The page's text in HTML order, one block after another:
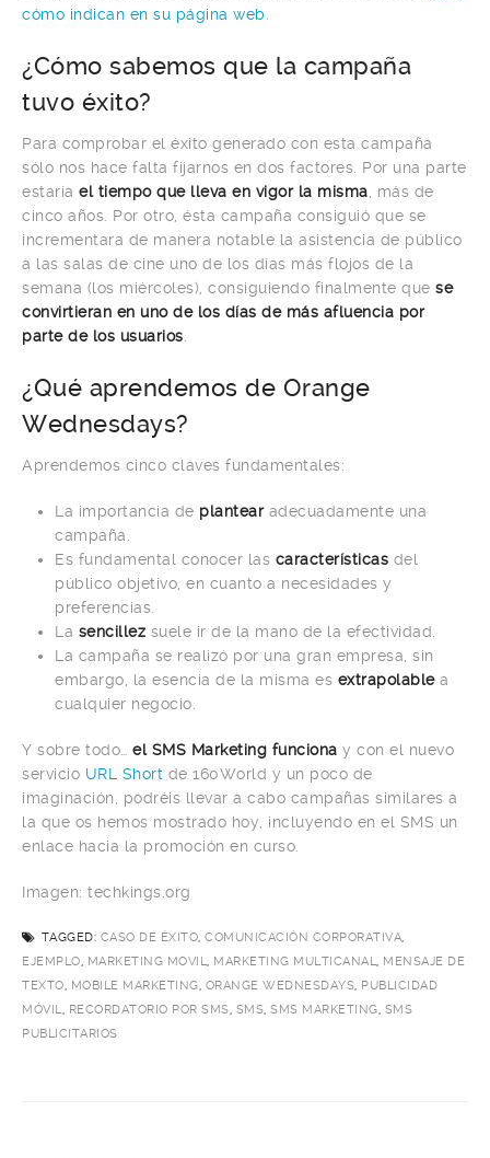
cómo indican en su página web
¿Cómo sabemos que la campaña
tuvo éxito?
Para comprobar el éxito generado con esta campaña
sólo nos hace falta fijarnos en dos factores. Por una parte
estaría el tiempo que lleva en vigor la misma , más de
cinco años. Por otro, ésta campaña consiguió que se
incrementara de manera notable la asistencia de público
a las salas de cine uno de los días más flojos de la
semana (los miércoles), consiguiendo finalmente que se
convirtieran en uno de los días de más afluencia por
parte de los usuarios
¿Qué aprendemos de Orange
Wednesdays?
Aprendemos cinco claves fundamentales:
La importancia de plantearadecuadamente una
campaña.
Es fundamental conocer las características del
público objetivo, en cuanto a necesidades y
preferencias.
La sencillez suele ir de la mano de la efectividad.
La campaña se realizó por una gran empresa, sin
embargo, la esencia de la misma es extrapolablea
cualquier negocio.
Y sobre todo… el SMS Marketing funciona y con el nuevo
servicio URL Short de 160World y un poco de
imaginación, podréis llevar a cabo campañas similares a
la que os hemos mostrado hoy, incluyendo en el SMS un
enlace hacia la promoción en curso.
Imagen: techkings.org
TAGGED: CASO DE ÉXITO, COMUNICACIÓN CORPORATIVA,
EJEMPLO, MARKETING MOVIL, MARKETING MULTICANAL, MENSAJE DE
TEXTO, MOBILE MARKETING, ORANGE WEDNESDAYS, PUBLICIDAD
MÓVIL, RECORDATORIO POR SMS, SMS, SMS MARKETING, SMS
PUBLICITARIOS